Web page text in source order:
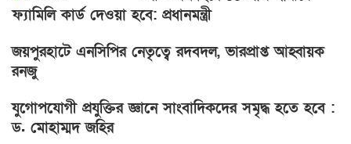
ফ্যামিলি কার্ড দেওয়া হবে: প্রধানমন্ত্রী
জয়পুরহাটে এনসিপির নেতৃত্বে রদবদল, ভারপ্রাপ্ত আহ্বায়ক
রনজু
যুগোপযোগী প্রযুক্তির জ্ঞানে সাংবাদিকদের সমৃদ্ধ হতে হবে :
ড. মোহাম্মদ জহির